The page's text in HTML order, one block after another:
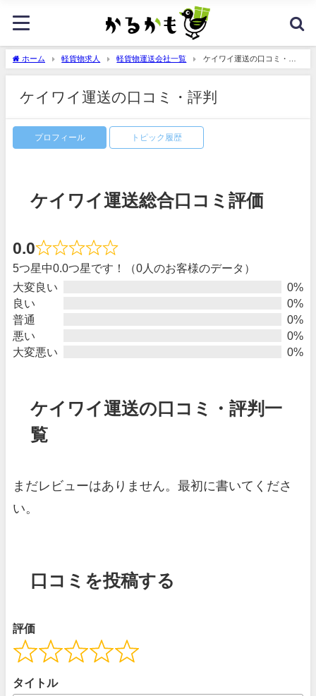
ホーム 軽貨物求人 軽貨物運送会社一覧
ケイワイ運送の口コミ・評
判
ケイワイ運送の口コミ・評判
プロフィール トピック履歴
ケイワイ運送総合口コミ評価
0.0
5つ星中0.0つ星です！（0人のお客様のデータ）
大変良い
0%
良い
0%
普通
0%
悪い
0%
大変悪い
0%
ケイワイ運送の口コミ・評判一
覧
まだレビューはありません。最初に書いてくださ
い。
口コミを投稿する
評価
タイトル